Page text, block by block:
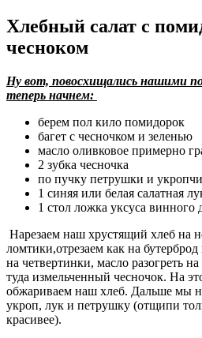
Хлебный салат с
чесноком
Ну вот, повосхищались нашими
теперь начнем:
берем пол кило помидорок
багет с чесночком и зеленью
масло оливковое примерно
2 зубка чесночка
по пучку петрушки и
1 синяя или белая салатная
1 стол ложка уксуса винного
Нарезаем наш хрустящий хлеб на
ломтики,отрезаем как на
на четвертинки, масло разогреть
туда измельченный чесночок. На
обжариваем наш хлеб. Дальше мы
укроп, лук и петрушку (отщипи
красивее).